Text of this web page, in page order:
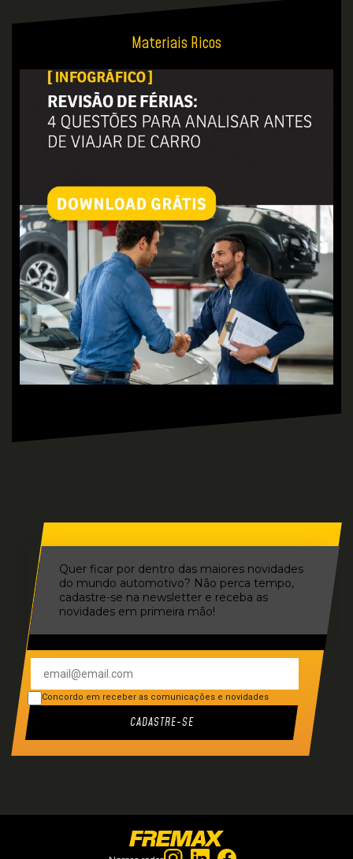
Materiais Ricos
Quer ficar por dentro das maiores novidades
do mundo automotivo? Não perca tempo,
cadastre-se na newsletter e receba as
novidades em primeira mão!
Concordo em receber as comunicações e novidades
CADASTRE-SE